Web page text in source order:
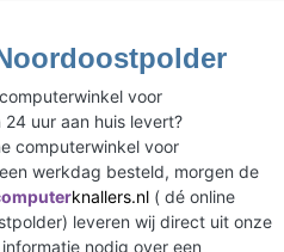
voor
uur aan huis levert?
computerwinkel voor
werkdag besteld, morgen de
knallers.nl ( dé online
leveren wij direct uit onze
nodig over een